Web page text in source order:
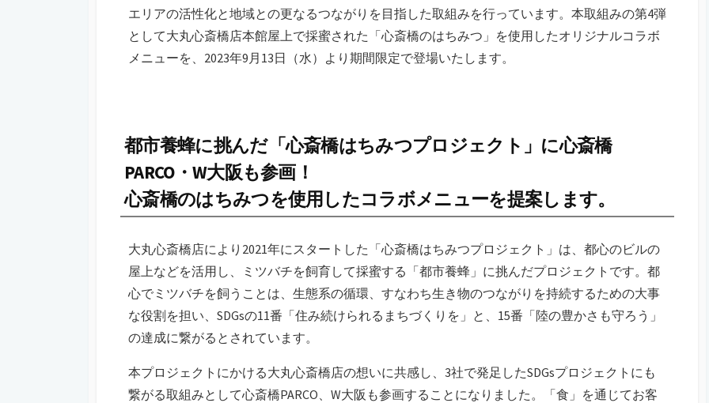
エリアの活性化と地域との更なるつながりを目指した取組みを行っています。本取組みの第4弾
として⼤丸⼼斎橋店本館屋上で採蜜された「心斎橋のはちみつ」を使用したオリジナルコラボ
メニューを、2023年9月13日（水）より期間限定で登場いたします。
都市養蜂に挑んだ「心斎橋はちみつプロジェクト」に心斎橋
PARCO・W大阪も参画！
心斎橋のはちみつを使用したコラボメニューを提案します。
大丸心斎橋店により2021年にスタートした「心斎橋はちみつプロジェクト」は、都心のビルの
屋上などを活用し、ミツバチを飼育して採蜜する「都市養蜂」に挑んだプロジェクトです。都
心でミツバチを飼うことは、生態系の循環、すなわち生き物のつながりを持続するための大事
な役割を担い、SDGsの11番「住み続けられるまちづくりを」と、15番「陸の豊かさも守ろう」
の達成に繋がるとされています。
本プロジェクトにかける大丸心斎橋店の想いに共感し、3社で発足したSDGsプロジェクトにも
繋がる取組みとして心斎橋PARCO、W大阪も参画することになりました。「食」を通じてお客